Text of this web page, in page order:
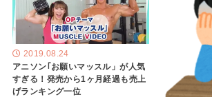
2019.08.24
アニソン｢お願いマッスル」が人気
すぎる！発売から1ヶ月経過も売上
げランキング一位